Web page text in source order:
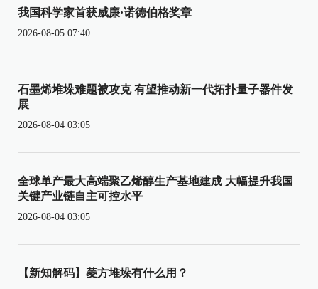
我国科学家首获威廉·诺德伯格奖章
2026-08-05 07:40
石墨烯堆垛难题被攻克 有望推动新一代拓扑量子器件发
展
2026-08-04 03:05
全球单产最大高端聚乙烯醇生产基地建成 大幅提升我国
关键产业链自主可控水平
2026-08-04 03:05
【新知解码】菱方堆垛有什么用？